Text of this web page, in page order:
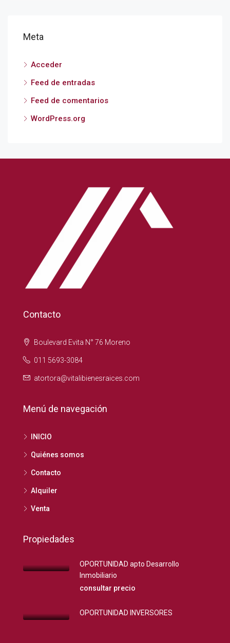
Meta
Acceder
Feed de entradas
Feed de comentarios
WordPress.org
Contacto
Boulevard Evita N° 76 Moreno
011 5693-3084
atortora@vitalibienesraices.com
Menú de navegación
INICIO
Quiénes somos
Contacto
Alquiler
Venta
Propiedades
OPORTUNIDAD apto Desarrollo
Inmobiliario
consultar precio
OPORTUNIDAD INVERSORES